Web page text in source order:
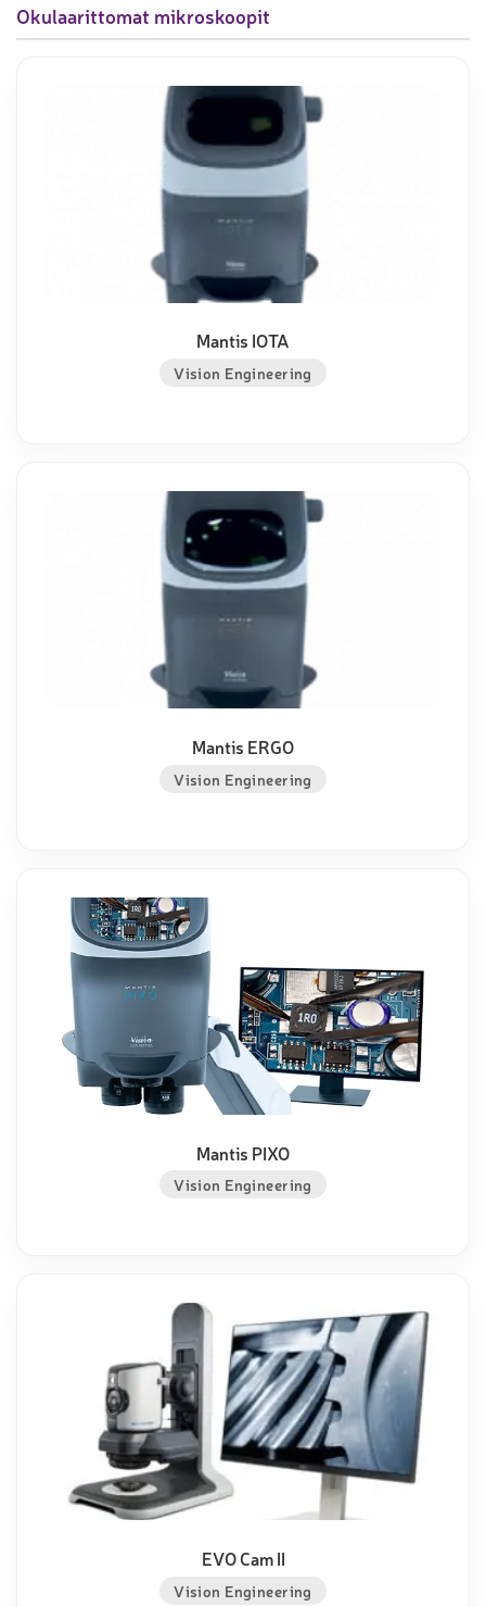
Okulaarittomat mikroskoopit
Mantis IOTA
Vision Engineering
Mantis ERGO
Vision Engineering
Mantis PIXO
Vision Engineering
EVO Cam II
Vision Engineering